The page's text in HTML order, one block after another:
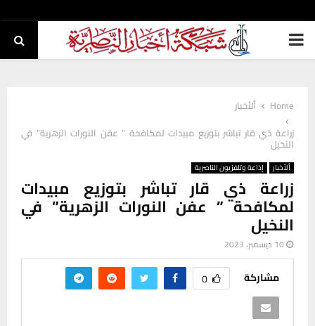
PRIMARY
Home
ألأخبار
زراعة ذي قار تباشر بتوزيع مبيدات لمكافحة ” عفن النورات الزهرية” في
النخيل
ألأخبار إذاعة وتلفزيون الناصرية
زراعة ذي قار تباشر بتوزيع مبيدات
لمكافحة ” عفن النورات الزهرية” في
النخيل
10 ديسمبر، 2023
مشاركة 0